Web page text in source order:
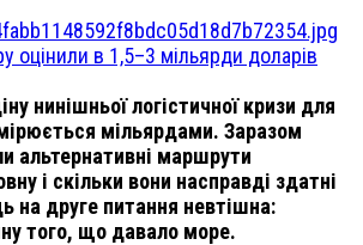
оцінили в 1,5–3 мільярди доларів
нинішньої логістичної кризи для
мільярдами. Заразом
альтернативні маршрути
і скільки вони насправді здатні
на друге питання невтішна:
того, що давало море.